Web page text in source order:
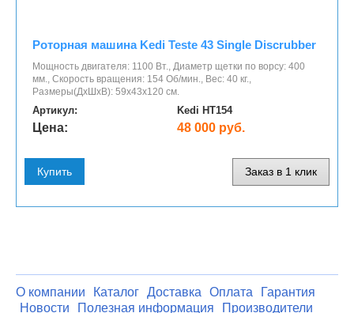
Роторная машина Kedi Teste 43 Single Discrubber
Мощность двигателя: 1100 Вт., Диаметр щетки по ворсу: 400
мм., Скорость вращения: 154 Об/мин., Вес: 40 кг.,
Размеры(ДхШхВ): 59х43х120 см.
Артикул: Kedi HT154
Цена: 48 000 руб.
Купить Заказ в 1 клик
О компании Каталог Доставка Оплата
Гарантия
Новости
Полезная информация Производители